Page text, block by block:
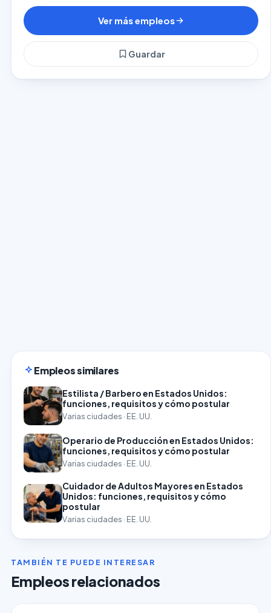
Ver más empleos
Guardar
Empleos similares
Estilista / Barbero en Estados Unidos:
funciones, requisitos y cómo postular
Varias ciudades · EE. UU.
Operario de Producción en Estados Unidos:
funciones, requisitos y cómo postular
Varias ciudades · EE. UU.
Cuidador de Adultos Mayores en Estados
Unidos: funciones, requisitos y cómo
postular
Varias ciudades · EE. UU.
TAMBIÉN TE PUEDE INTERESAR
Empleos relacionados